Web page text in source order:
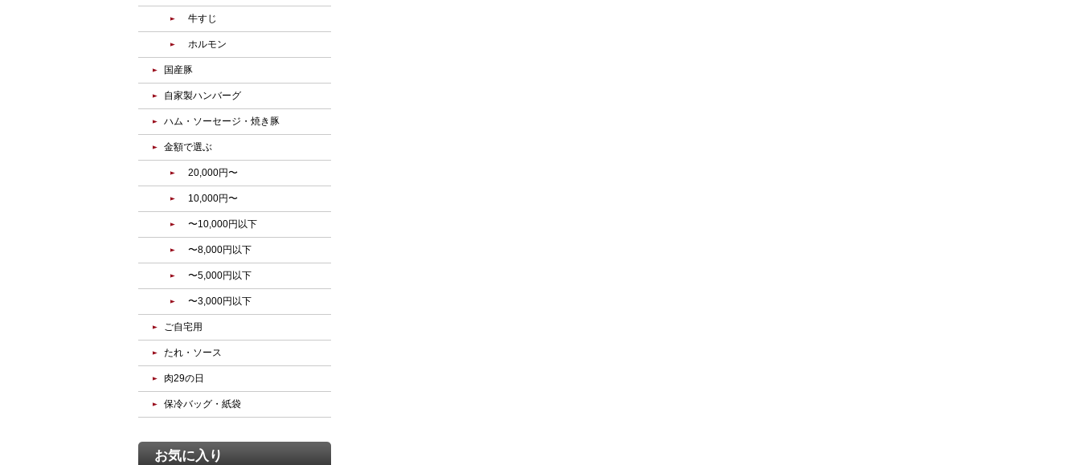
牛すじ
ホルモン
国産豚
自家製ハンバーグ
ハム・ソーセージ・焼き豚
金額で選ぶ
20,000円〜
10,000円〜
〜10,000円以下
〜8,000円以下
〜5,000円以下
〜3,000円以下
ご自宅用
たれ・ソース
肉29の日
保冷バッグ・紙袋
お気に入り